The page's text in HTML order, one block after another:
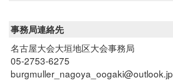
事務局連絡先
名古屋大会大垣地区大会事務局
05-2753-6275
burgmuller_nagoya_oogaki@outlook.jp